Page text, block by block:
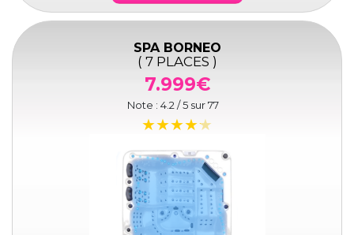
SPA BORNEO
( 7 PLACES )
7.999€
Note : 4.2 / 5 sur77